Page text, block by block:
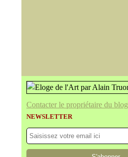
Contacter le propriétaire du blog
NEWSLETTER